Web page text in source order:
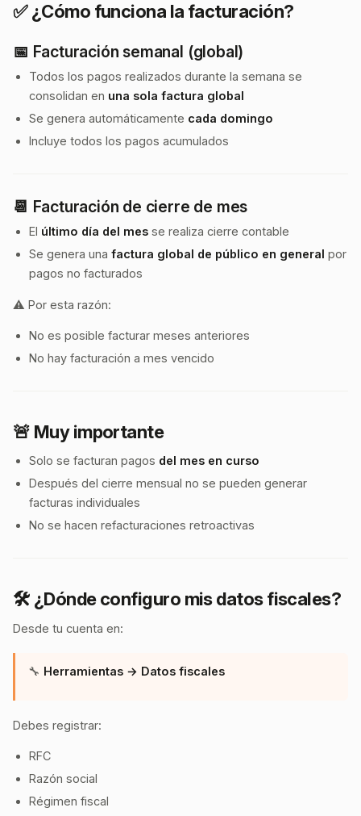
✅ ¿Cómo funciona la facturación?
📅 Facturación semanal (global)
Todos los pagos realizados durante la semana se
consolidan en una sola factura global
Se genera automáticamente cada domingo
Incluye todos los pagos acumulados
📆 Facturación de cierre de mes
El último día del mes se realiza cierre contable
Se genera una factura global de público en general por
pagos no facturados
⚠️ Por esta razón:
No es posible facturar meses anteriores
No hay facturación a mes vencido
🚨 Muy importante
Solo se facturan pagos del mes en curso
Después del cierre mensual no se pueden generar
facturas individuales
No se hacen refacturaciones retroactivas
🛠️ ¿Dónde configuro mis datos fiscales?
Desde tu cuenta en:
🔧 Herramientas → Datos fiscales
Debes registrar:
RFC
Razón social
Régimen fiscal